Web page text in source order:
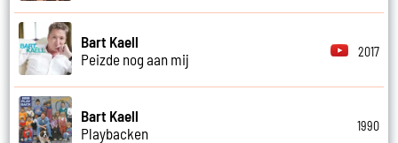
Bart Kaell
Peizde nog aan mij
2017
Bart Kaell
Playbacken
1990